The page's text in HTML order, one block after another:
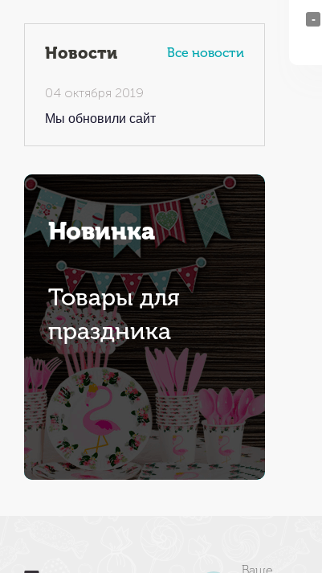
Новости Все новости
04 октября 2019
Мы обновили сайт
Новинка
Товары для
праздника
-